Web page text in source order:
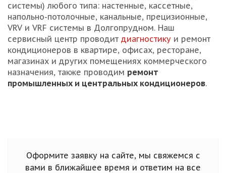
системы) любого типа: настенные, кассетные,
напольно-потолочные, канальные, прецизионные,
VRV и VRF системы в Долгопрудном. Наш
сервисный центр проводит диагностику и ремонт
кондиционеров в квартире, офисах, ресторане,
магазинах и других помещениях коммерческого
назначения, также проводим ремонт
промышленных и центральных кондиционеров.
Оформите заявку на сайте, мы свяжемся с
вами в ближайшее время и ответим на все